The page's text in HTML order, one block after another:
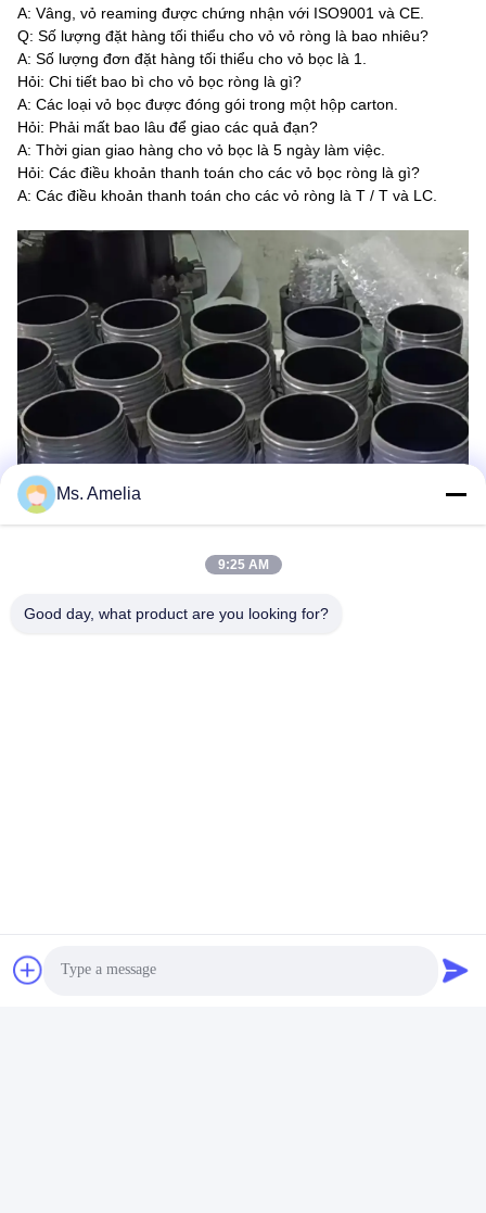
A: Vâng, vỏ reaming được chứng nhận với ISO9001 và CE.
Q: Số lượng đặt hàng tối thiểu cho vỏ vỏ ròng là bao nhiêu?
A: Số lượng đơn đặt hàng tối thiểu cho vỏ bọc là 1.
Hỏi: Chi tiết bao bì cho vỏ bọc ròng là gì?
A: Các loại vỏ bọc được đóng gói trong một hộp carton.
Hỏi: Phải mất bao lâu để giao các quả đạn?
A: Thời gian giao hàng cho vỏ bọc là 5 ngày làm việc.
Hỏi: Các điều khoản thanh toán cho các vỏ bọc ròng là gì?
A: Các điều khoản thanh toán cho các vỏ ròng là T / T và LC.
Liên hệ nhanh
Ms. Amelia
9:25 AM
Good day, what product are you looking for?